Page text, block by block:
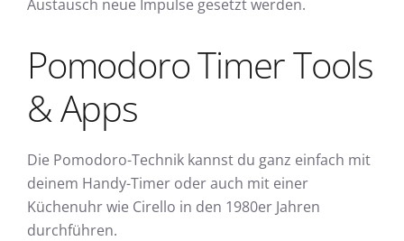
Austausch neue Impulse gesetzt werden.
Pomodoro Timer Tools
& Apps
Die Pomodoro-Technik kannst du ganz einfach mit
deinem Handy-Timer oder auch mit einer
Küchenuhr wie Cirello in den 1980er Jahren
durchführen.